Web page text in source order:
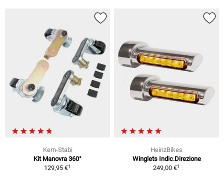
Kern-Stabi
Kit Manovra 360°
129,95 €1
HeinzBikes
Winglets Indic.Direzione
249,00 €1